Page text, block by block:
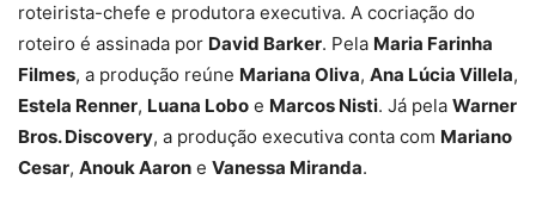
roteirista-chefe e produtora executiva. A cocriação do
roteiro é assinada por David Barker. Pela Maria Farinha
Filmes, a produção reúne Mariana Oliva, Ana Lúcia Villela,
Estela Renner, Luana Lobo e Marcos Nisti. Já pela Warner
Bros. Discovery, a produção executiva conta com Mariano
Cesar, Anouk Aaron e Vanessa Miranda.